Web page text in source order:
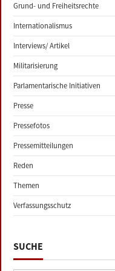
Grund- und Freiheitsrechte
Internationalismus
Interviews/ Artikel
Militarisierung
Parlamentarische Initiativen
Presse
Pressefotos
Pressemitteilungen
Reden
Themen
Verfassungsschutz
SUCHE